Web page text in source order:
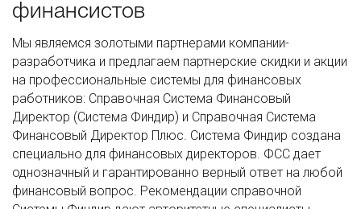
финансистов
Мы являемся золотыми партнерами компании-
разработчика и предлагаем партнерские скидки и акции
на профессиональные системы для финансовых
работников: Справочная Система Финансовый
Директор (Система Финдир) и Справочная Система
Финансовый Директор Плюс. Система Финдир создана
специально для финансовых директоров. ФСС дает
однозначный и гарантированно верный ответ на любой
финансовый вопрос. Рекомендации справочной